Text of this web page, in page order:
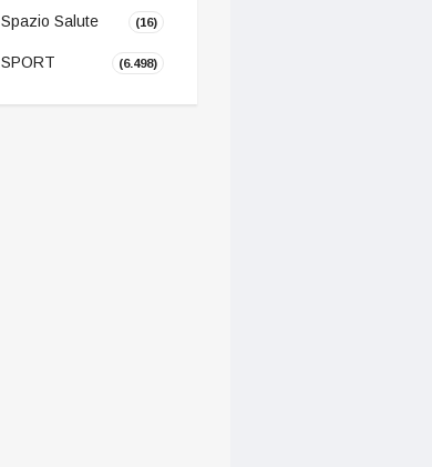
Spazio Salute (16)
SPORT (6.498)